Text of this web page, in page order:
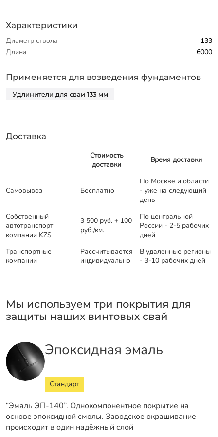
Характеристики
Диаметр ствола
133
Длина
6000
Применяется для возведения фундаментов
Удлинители для сваи 133 мм
Доставка
Стоимость
доставки
Время доставки
Самовывоз Бесплатно
По Москве и области
- уже на следующий
день
Собственный
автотранспорт
компании KZS
3 500 руб. + 100
руб./км.
По центральной
России - 2-5 рабочих
дней
Транспортные
компании
Рассчитывается
индивидуально
В удаленные регионы
- 3-10 рабочих дней
Мы используем три покрытия для
защиты наших винтовых свай
Эпоксидная эмаль
Стандарт
“Эмаль ЭП-140”. Однокомпонентное покрытие на
основе эпоксидной смолы. Заводское окрашивание
происходит в один надёжный слой